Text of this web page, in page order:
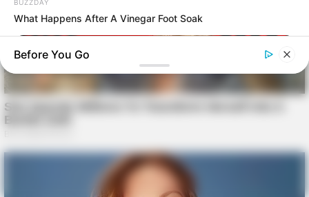
BUZZDAY
What Happens After A Vinegar Foot Soak
Before You Go